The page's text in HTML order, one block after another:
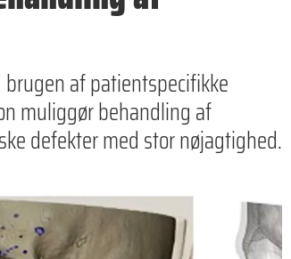
af patientspecifikke
muliggør behandling af
defekter med stor nøjagtighed.